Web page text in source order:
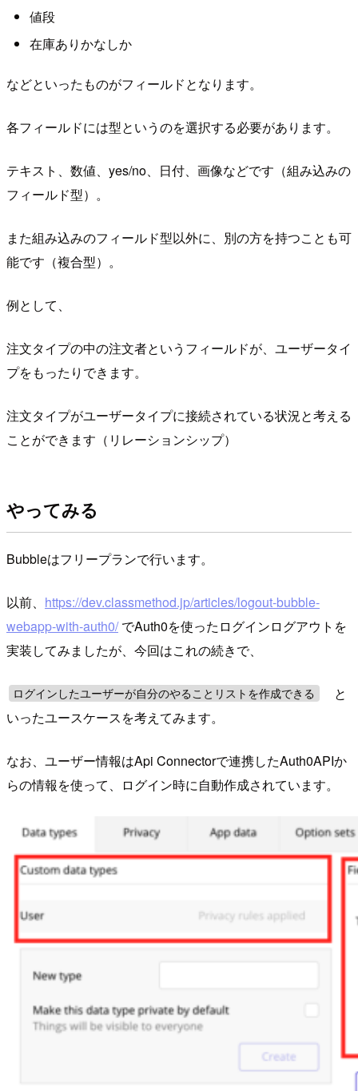
値段
在庫ありかなしか
などといったものがフィールドとなります。
各フィールドには型というのを選択する必要があります。
テキスト、数値、yes/no、日付、画像などです（組み込みの
フィールド型）。
また組み込みのフィールド型以外に、別の方を持つことも可
能です（複合型）。
例として、
注文タイプの中の注文者というフィールドが、ユーザータイ
プをもったりできます。
注文タイプがユーザータイプに接続されている状況と考える
ことができます（リレーションシップ）
やってみる
Bubbleはフリープランで行います。
以前、 https://dev.classmethod.jp/articles/logout-bubble-
webapp-with-auth0/でAuth0を使ったログインログアウトを
実装してみましたが、今回はこれの続きで、
ログインしたユーザーが自分のやることリストを作成できる
と
いったユースケースを考えてみます。
なお、ユーザー情報はApi Connectorで連携したAuth0APIか
らの情報を使って、ログイン時に自動作成されています。